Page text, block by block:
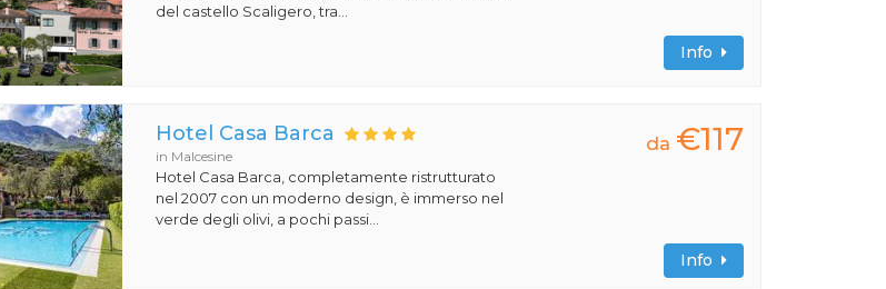
del castello Scaligero, tra...
Info
Hotel Casa Barca
in Malcesine
Hotel Casa Barca, completamente ristrutturato
nel 2007 con un moderno design, è immerso nel
verde degli olivi, a pochi passi...
da €117
Info